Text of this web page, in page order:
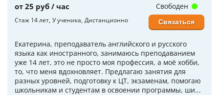
от 25 руб / час
Стаж 14 лет У ученика Дистанционно
Екатерина, преподаватель английского и русского
языка как иностранного, занимаюсь преподаванием
уже 14 лет, это не просто моя профессия, а моё хобби,
то, что меня вдохновляет. Предлагаю занятия для
разных уровней, подготовку к ЦТ, экзаменам, помогаю
школьникам и студентам в освоении программы, ши...
Свободен
Связаться